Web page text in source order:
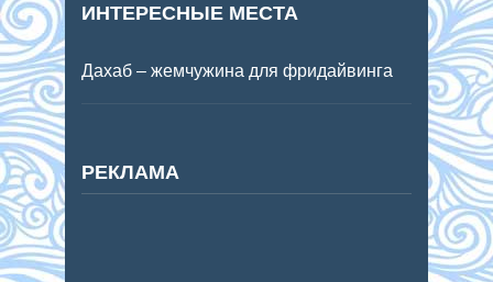
ИНТЕРЕСНЫЕ МЕСТА
Дахаб – жемчужина для фридайвинга
РЕКЛАМА